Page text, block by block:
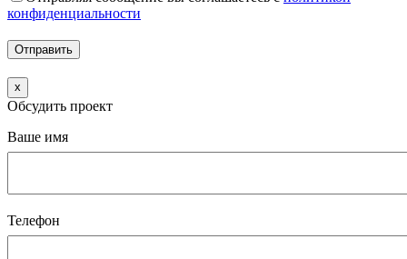
конфиденциальности
x
Обсудить проект
Ваше имя
Телефон